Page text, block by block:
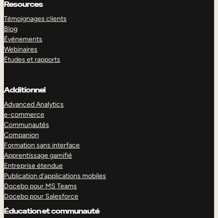
Resources
Témoignages clients
Blog
Événements
Webinaires
Études et rapports
Additionnel
Advanced Analytics
e-commerce
Communautés
Companion
Formation sans interface
Apprentissage gamifié
Entreprise étendue
Publication d’applications mobiles
Docebo pour MS Teams
Docebo pour Salesforce
Éducation et communauté